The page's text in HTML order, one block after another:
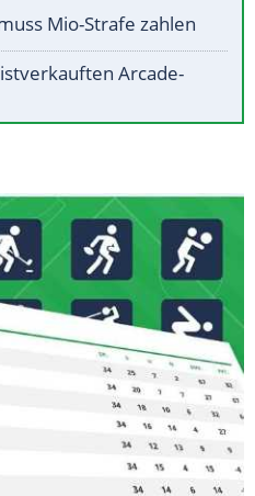
Mio-Strafe zahlen
Arcade-